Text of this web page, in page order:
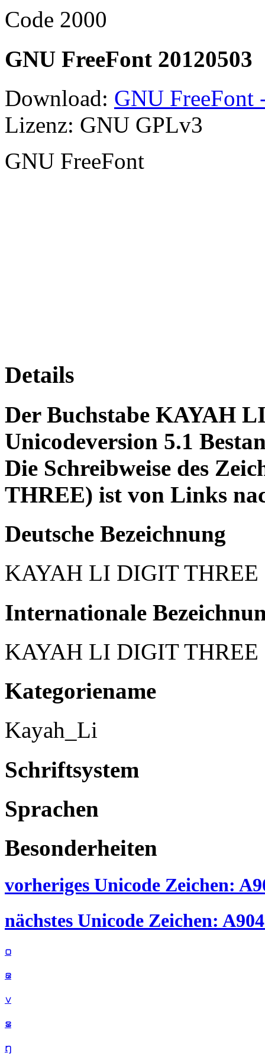
Code 2000
GNU FreeFont 20120503
Download: GNU FreeFont
Lizenz: GNU GPLv3
GNU FreeFont
Details
Der Buchstabe KAYAH
Unicodeversion 5.1
Die Schreibweise des
THREE) ist von Links
Deutsche Bezeichnung
KAYAH LI DIGIT THREE
Internationale
KAYAH LI DIGIT THREE
Kategoriename
Kayah_Li
Schriftsystem
Sprachen
Besonderheiten
vorheriges Unicode Zeichen:
nächstes Unicode Zeichen:
꤀
꤁
꤂
꤃
꤄